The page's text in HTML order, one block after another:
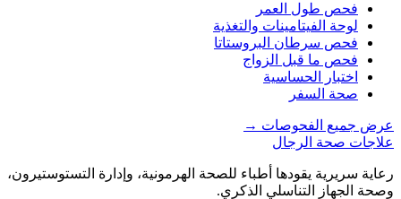
فحص طول العمر
لوحة الفيتامينات والتغذية
فحص سرطان البروستاتا
فحص ما قبل الزواج
اختبار الحساسية
صحة السفر
عرض جميع الفحوصات →
علاجات صحة الرجال
رعاية سريرية يقودها أطباء للصحة الهرمونية، وإدارة التستوستيرون،
وصحة الجهاز التناسلي الذكري.